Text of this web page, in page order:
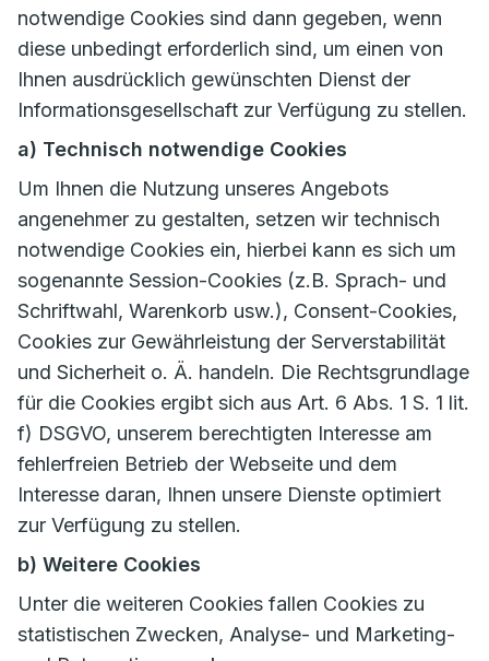
notwendige Cookies sind dann gegeben, wenn
diese unbedingt erforderlich sind, um einen von
Ihnen ausdrücklich gewünschten Dienst der
Informationsgesellschaft zur Verfügung zu stellen.
a) Technisch notwendige Cookies
Um Ihnen die Nutzung unseres Angebots
angenehmer zu gestalten, setzen wir technisch
notwendige Cookies ein, hierbei kann es sich um
sogenannte Session-Cookies (z.B. Sprach- und
Schriftwahl, Warenkorb usw.), Consent-Cookies,
Cookies zur Gewährleistung der Serverstabilität
und Sicherheit o. Ä. handeln. Die Rechtsgrundlage
für die Cookies ergibt sich aus Art. 6 Abs. 1 S. 1 lit.
f) DSGVO, unserem berechtigten Interesse am
fehlerfreien Betrieb der Webseite und dem
Interesse daran, Ihnen unsere Dienste optimiert
zur Verfügung zu stellen.
b) Weitere Cookies
Unter die weiteren Cookies fallen Cookies zu
statistischen Zwecken, Analyse- und Marketing-